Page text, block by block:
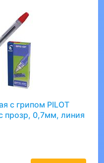
с грипом PILOT
прозр, 0,7мм, линия